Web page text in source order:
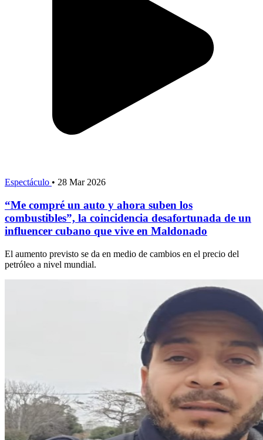
Espectáculo • 28 Mar 2026
“Me compré un auto y ahora suben los
combustibles”, la coincidencia desafortunada de un
influencer cubano que vive en Maldonado
El aumento previsto se da en medio de cambios en el precio del
petróleo a nivel mundial.